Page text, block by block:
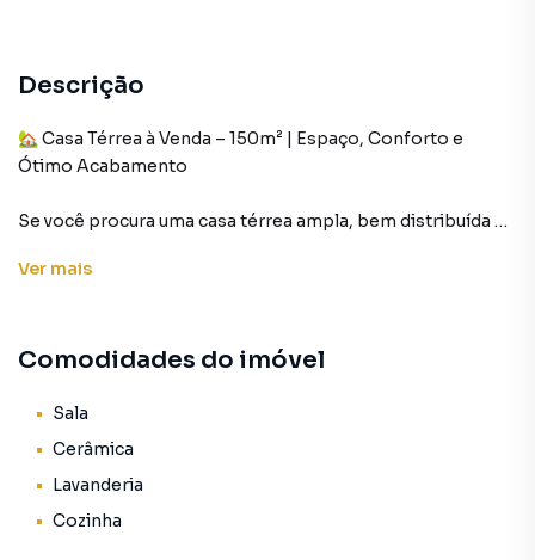
Descrição
🏡 Casa Térrea à Venda – 150m² | Espaço, Conforto e
Ótimo Acabamento
Se você procura uma casa térrea ampla, bem distribuída e
Com 150m² de área total, o imóvel oferece ambientes
e qualidade de vida.
✨ Características do Imóvel:
privacidade para toda a família.
Ver mais
Comodidades do imóvel
Sala
Cerâmica
Lavanderia
Cozinha